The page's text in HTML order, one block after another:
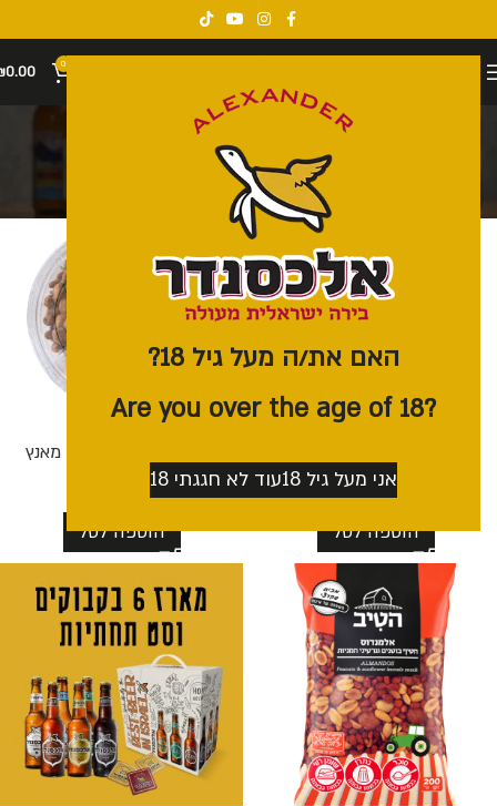
האם את/ה מעל גיל 18?
?Are you over the age of 18
אני מעל גיל 18 עוד לא חגגתי 18
0
0.00
חנות
קטגוריות
₪32.00
הוספה לסל
מארז פיצוחים קראנץ מאנץ
הוספה לסל